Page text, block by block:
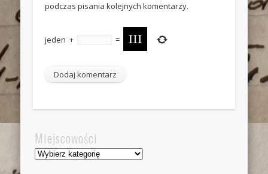
podczas pisania kolejnych komentarzy.
jeden + =
Miejscowości
Miejscowości